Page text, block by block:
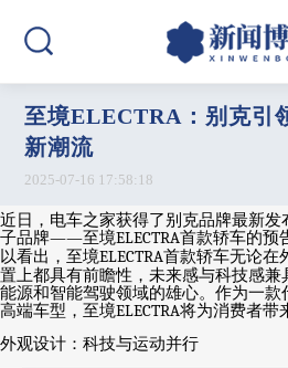
至境ELECTRA：别克引
新潮流
2025-07-16 17:58:18
近日，电车之家获得了别克品牌最新发
子品牌——至境ELECTRA首款轿车的预
以看出，至境ELECTRA首款轿车无论在
置上都具有前瞻性，未来感与科技感兼
能源和智能驾驶领域的雄心。作为一款
高端车型，至境ELECTRA将为消费者带
外观设计：科技与运动并行